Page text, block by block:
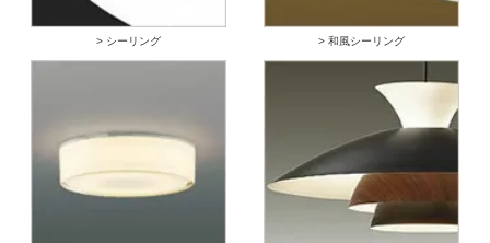
> シーリング > 和風シーリング